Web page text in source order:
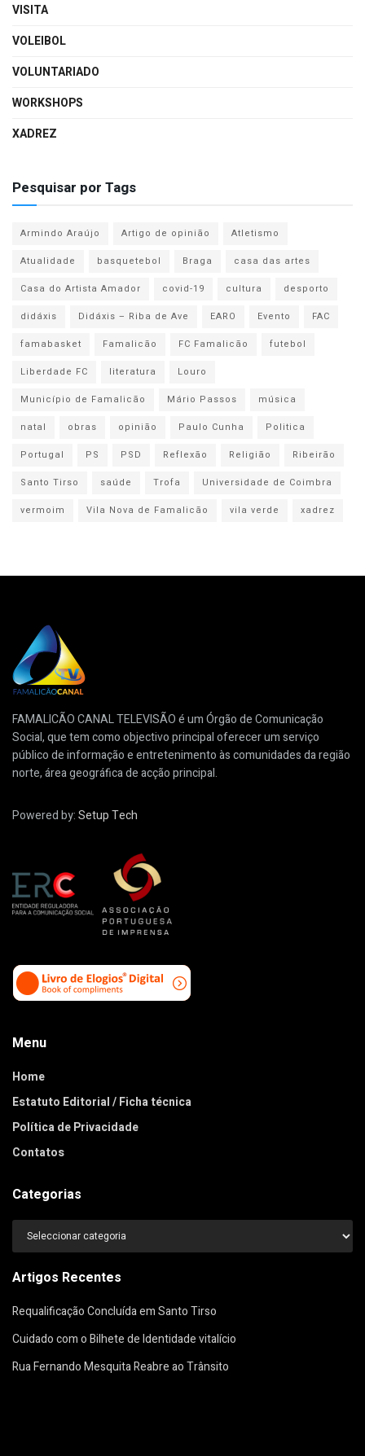
VISITA
VOLEIBOL
VOLUNTARIADO
WORKSHOPS
XADREZ
Pesquisar por Tags
Armindo Araújo Artigo de opinião
Atletismo
Atualidade
basquetebol Braga
casa das artes
Casa do Artista Amador
covid-19 cultura
desporto
didáxis
Didáxis – Riba de Ave EARO Evento
FAC
famabasket
Famalicão FC Famalicão
futebol
Liberdade FC
literatura
Louro
Município de Famalicão
Mário Passos
música
natal
obras opinião Paulo Cunha
Politica
Portugal
PS PSD Reflexão Religião
Ribeirão
Santo Tirso
saúde Trofa
Universidade de Coimbra
vermoim
Vila Nova de Famalicão vila verde xadrez
FAMALICÃO CANAL TELEVISÃO é um Órgão de Comunicação
Social, que tem como objectivo principal oferecer um serviço
público de informação e entretenimento às comunidades da região
norte, área geográfica de acção principal.
Powered by:Setup Tech
Menu
Home
Estatuto Editorial / Ficha técnica
Política de Privacidade
Contatos
Categorias
Categorias
Artigos Recentes
Requalificação Concluída em Santo Tirso
Cuidado com o Bilhete de Identidade vitalício
Rua Fernando Mesquita Reabre ao Trânsito